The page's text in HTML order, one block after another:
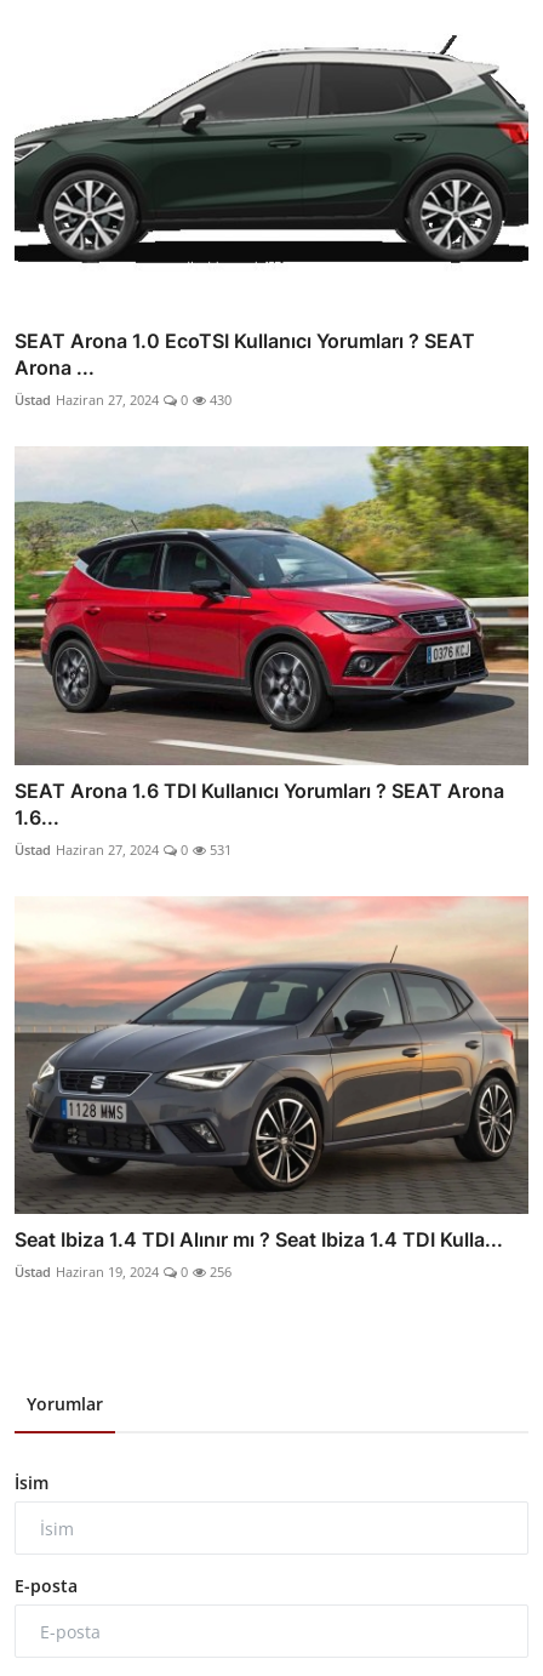
SEAT Arona 1.0 EcoTSI Kullanıcı Yorumları ? SEAT
Arona ...
Üstad Haziran 27, 2024 0 430
SEAT Arona 1.6 TDI Kullanıcı Yorumları ? SEAT Arona
1.6...
Üstad Haziran 27, 2024 0 531
Seat Ibiza 1.4 TDI Alınır mı ? Seat Ibiza 1.4 TDI Kulla...
Üstad Haziran 19, 2024 0 256
Yorumlar
İsim
E-posta